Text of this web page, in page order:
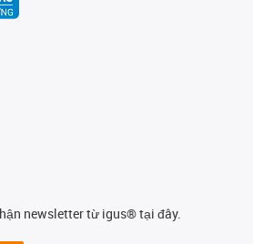
newsletter từ igus® tại đây.